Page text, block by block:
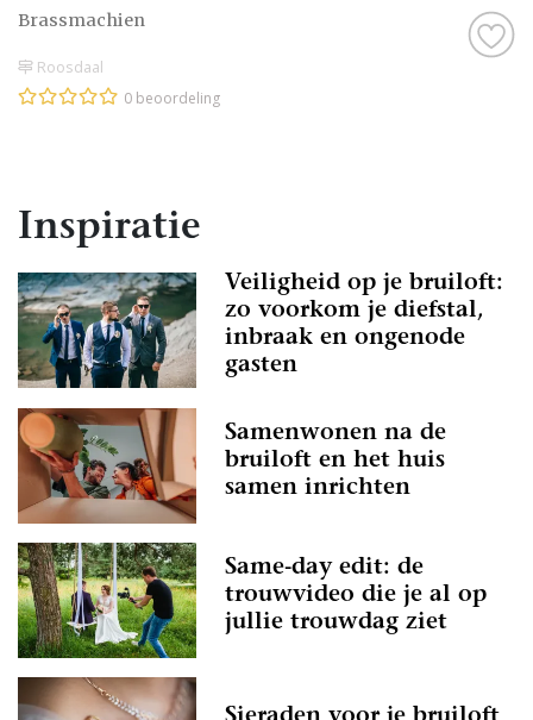
Brassmachien
Roosdaal
0 beoordeling
Inspiratie
Veiligheid op je bruiloft:
zo voorkom je diefstal,
inbraak en ongenode
gasten
Samenwonen na de
bruiloft en het huis
samen inrichten
Same-day edit: de
trouwvideo die je al op
jullie trouwdag ziet